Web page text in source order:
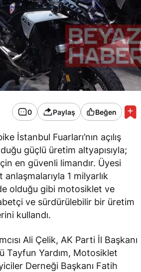
0 Paylaş Beğen
İstanbul Fuarları’nın açılış
güçlü üretim altyapısıyla;
en güvenli limandır. Üyesi
1 milyarlık
olduğu gibi motosiklet ve
ve sürdürülebilir bir üretim
kullandı.
Ali Çelik, AK Parti İl Başkanı
Tayfun Yardım, Motosiklet
Derneği Başkanı Fatih